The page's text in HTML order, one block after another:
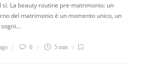
La beauty routine pre-matrimonio: un
del matrimonio è un momento unico, un
sogni…
0 5 min